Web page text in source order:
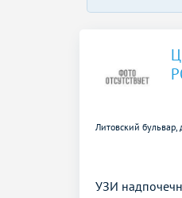
Литовский бульвар,
УЗИ